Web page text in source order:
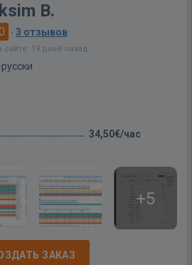
B.
· 3 отзывов
сайте: 19 дней назад
34,50€/час
+5
ЗАКАЗ